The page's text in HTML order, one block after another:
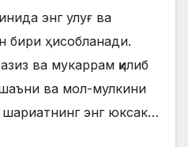
энг улуғ ва
бири ҳисобланади.
ва мукаррам қилиб
ва мол-мулкини
шариатнинг энг юксак…